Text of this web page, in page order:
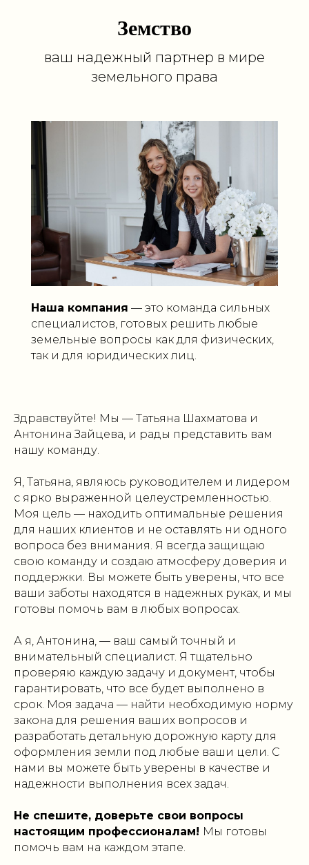
Земство
ваш надежный партнер в мире
земельного права
Наша компания — это команда сильных
специалистов, готовых решить любые
земельные вопросы как для физических,
так и для юридических лиц.
Здравствуйте! Мы — Татьяна Шахматова и
Антонина Зайцева, и рады представить вам
нашу команду.
Я, Татьяна, являюсь руководителем и лидером
с ярко выраженной целеустремленностью.
Моя цель — находить оптимальные решения
для наших клиентов и не оставлять ни одного
вопроса без внимания. Я всегда защищаю
свою команду и создаю атмосферу доверия и
поддержки. Вы можете быть уверены, что все
ваши заботы находятся в надежных руках, и мы
готовы помочь вам в любых вопросах.
А я, Антонина, — ваш самый точный и
внимательный специалист. Я тщательно
проверяю каждую задачу и документ, чтобы
гарантировать, что все будет выполнено в
срок. Моя задача — найти необходимую норму
закона для решения ваших вопросов и
разработать детальную дорожную карту для
оформления земли под любые ваши цели. С
нами вы можете быть уверены в качестве и
надежности выполнения всех задач.
Не спешите, доверьте свои вопросы
настоящим профессионалам! Мы готовы
помочь вам на каждом этапе.